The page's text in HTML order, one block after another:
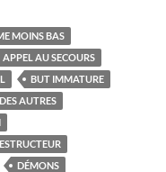
MOINS BAS
APPEL AU SECOURS
BUT IMMATURE
AUTRES
DÉMONS